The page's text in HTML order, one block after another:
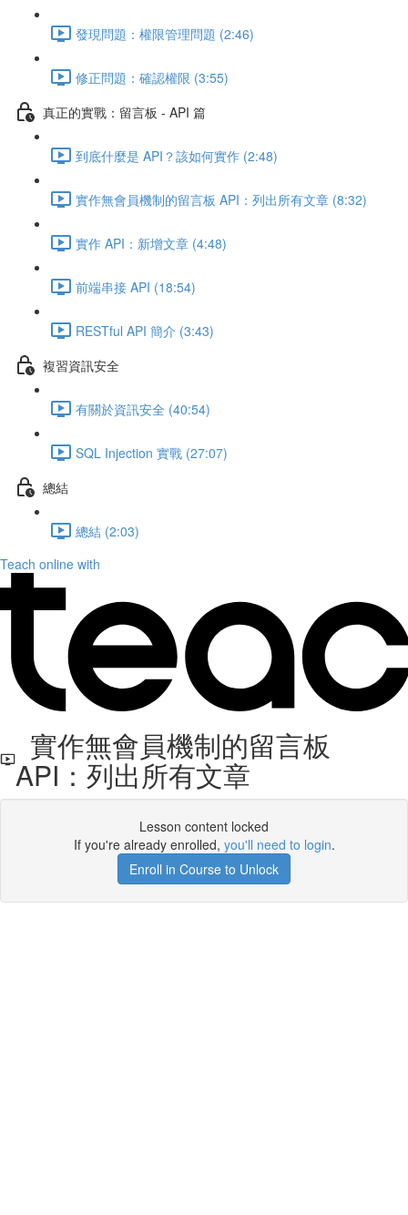
發現問題：權限管理問題 (2:46)
修正問題：確認權限 (3:55)
真正的實戰：留言板 - API 篇
到底什麼是 API？該如何實作 (2:48)
實作無會員機制的留言板 API：列出所有文章 (8:32)
實作 API：新增文章 (4:48)
前端串接 API (18:54)
RESTful API 簡介 (3:43)
複習資訊安全
有關於資訊安全 (40:54)
SQL Injection 實戰 (27:07)
總結
總結 (2:03)
Teach online with
實作無會員機制的留言板
API：列出所有文章
Lesson content locked
If you're already enrolled, you'll need to login.
Enroll in Course to Unlock